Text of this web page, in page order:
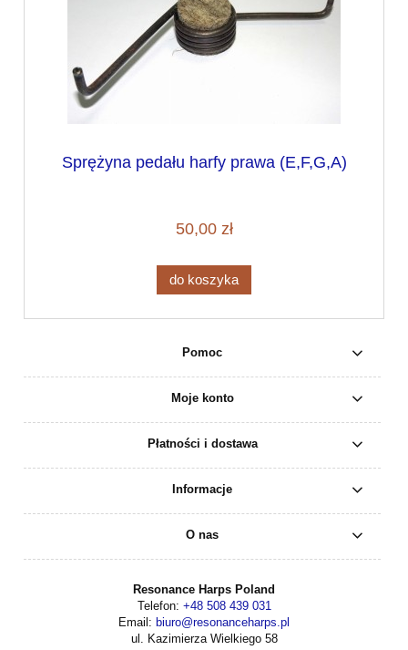
Sprężyna pedału harfy prawa (E,F,G,A)
50,00 zł
do koszyka
Pomoc
Moje konto
Płatności i dostawa
Informacje
O nas
Resonance Harps Poland
Telefon: +48 508 439 031
Email: biuro@resonanceharps.pl
ul. Kazimierza Wielkiego 58